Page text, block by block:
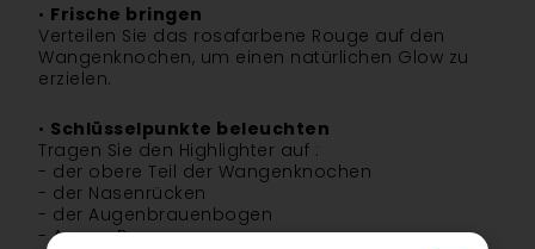
• Frische bringen
Verteilen Sie das rosafarbene Rouge auf den
Wangenknochen, um einen natürlichen Glow zu
erzielen.
• Schlüsselpunkte beleuchten
Tragen Sie den Highlighter auf :
- der obere Teil der Wangenknochen
- der Nasenrücken
- der Augenbrauenbogen
- Amors Bogen